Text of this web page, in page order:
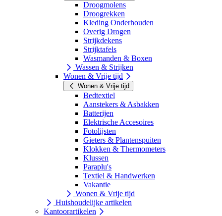
Droogmolens
Droogrekken
Kleding Onderhouden
Overig Drogen
Strijkdekens
Strijktafels
Wasmanden & Boxen
Wassen & Strijken
Wonen & Vrije tijd
Wonen & Vrije tijd
Bedtextiel
Aanstekers & Asbakken
Batterijen
Elektrische Accesoires
Fotolijsten
Gieters & Plantenspuiten
Klokken & Thermometers
Klussen
Paraplu's
Textiel & Handwerken
Vakantie
Wonen & Vrije tijd
Huishoudelijke artikelen
Kantoorartikelen